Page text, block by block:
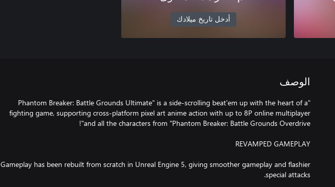
أدخل تاريخ ميلادك
الوصف
"Phantom Breaker: Battle Grounds Ultimate" is a side-scrolling beat'em up with the heart of a
fighting game, supporting cross-platform pixel art anime action with up to 8P online multiplayer
Gameplay has been rebuilt from scratch in Unreal Engine 5, giving smoother gameplay and flashier